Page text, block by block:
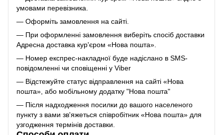
умовами перевізника.
— Оформіть замовлення на сайті.
— При оформленні замовлення виберіть спосіб доставки
Адресна доставка кур'єром «Нова пошта».
— Номер експрес-накладної буде надіслано в SMS-
повідомленні чи сповіщенні у Viber
— Відстежуйте статус відправлення на сайті «Нова
пошта», або мобільному додатку "Нова пошта"
— Після надходження посилки до вашого населеного
пункту з вами зв'яжеться співробітник «Нова пошта» для
узгодження термінів доставки.